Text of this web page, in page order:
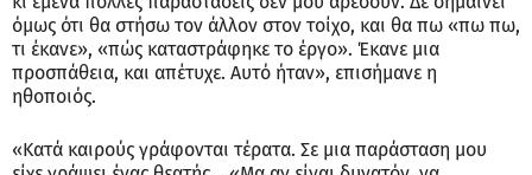
όμως ότι θα στήσω τον άλλον στον τοίχο, και θα πω «πω πω,
τι έκανε», «πώς καταστράφηκε το έργο». Έκανε μια
προσπάθεια, και απέτυχε. Αυτό ήταν», επισήμανε η
ηθοποιός.
«Κατά καιρούς γράφονται τέρατα. Σε μια παράσταση μου